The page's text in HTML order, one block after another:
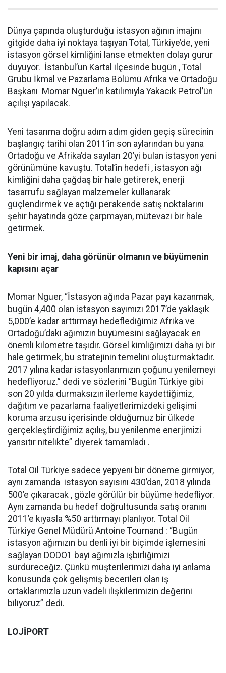
Dünya çapında oluşturduğu istasyon ağının imajını
gitgide daha iyi noktaya taşıyan Total, Türkiye’de, yeni
istasyon görsel kimliğini lanse etmekten dolayı gurur
duyuyor. İstanbul’un Kartal ilçesinde bugün , Total
Grubu İkmal ve Pazarlama Bölümü Afrika ve Ortadoğu
Başkanı Momar Nguer’in katılımıyla Yakacık Petrol’ün
açılışı yapılacak.
Yeni tasarıma doğru adım adım giden geçiş sürecinin
başlangıç tarihi olan 2011’in son aylarından bu yana
Ortadoğu ve Afrika’da sayıları 20’yi bulan istasyon yeni
görünümüne kavuştu. Total’in hedefi , istasyon ağı
kimliğini daha çağdaş bir hale getirerek, enerji
tasarrufu sağlayan malzemeler kullanarak
güçlendirmek ve açtığı perakende satış noktalarını
şehir hayatında göze çarpmayan, mütevazi bir hale
getirmek.
Yeni bir imaj, daha görünür olmanın ve büyümenin
kapısını açar
Momar Nguer, “İstasyon ağında Pazar payı kazanmak,
bugün 4,400 olan istasyon sayımızı 2017’de yaklaşık
5,000’e kadar arttırmayı hedeflediğimiz Afrika ve
Ortadoğu’daki ağımızın büyümesini sağlayacak en
önemli kilometre taşıdır. Görsel kimliğimizi daha iyi bir
hale getirmek, bu stratejinin temelini oluşturmaktadır.
2017 yılına kadar istasyonlarımızın çoğunu yenilemeyi
hedefliyoruz.” dedi ve sözlerini “Bugün Türkiye gibi
son 20 yılda durmaksızın ilerleme kaydettiğimiz,
dağıtım ve pazarlama faaliyetlerimizdeki gelişimi
koruma arzusu içerisinde olduğumuz bir ülkede
gerçekleştirdiğimiz açılış, bu yenilenme enerjimizi
yansıtır nitelikte” diyerek tamamladı .
Total Oil Türkiye sadece yepyeni bir döneme girmiyor,
aynı zamanda istasyon sayısını 430’dan, 2018 yılında
500’e çıkaracak , gözle görülür bir büyüme hedefliyor.
Aynı zamanda bu hedef doğrultusunda satış oranını
2011’e kıyasla %50 arttırmayı planlıyor. Total Oil
Türkiye Genel Müdürü Antoine Tournand : “Bugün
istasyon ağımızın bu denli iyi bir biçimde işlemesini
sağlayan DODO1 bayi ağımızla işbirliğimizi
sürdüreceğiz. Çünkü müşterilerimizi daha iyi anlama
konusunda çok gelişmiş becerileri olan iş
ortaklarımızla uzun vadeli ilişkilerimizin değerini
biliyoruz” dedi.
LOJİPORT